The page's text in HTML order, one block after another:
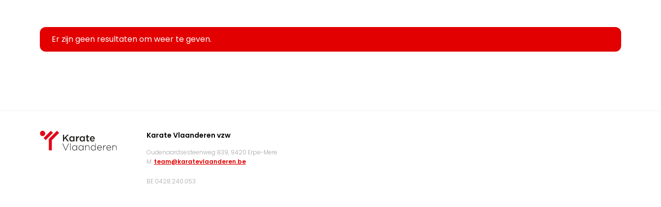
Er zijn geen resultaten om weer te geven.
Karate Vlaanderen vzw
Oudenaardsesteenweg 839, 9420 Erpe-Mere
M: team@karatevlaanderen.be
BE 0428.240.053